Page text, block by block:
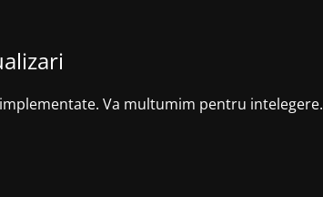
Va multumim pentru intelegere.